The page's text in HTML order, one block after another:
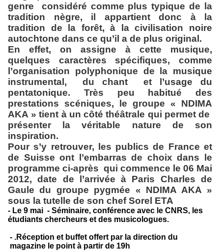
genre
considéré comme plus typique de la
tradition nègre, il appartient donc à la
tradition de la forêt, à la civilisation noire
autochtone dans ce qu’il a de plus original.
En effet, on assigne à cette musique,
quelques caractères spécifiques, comme
l’organisation polyphonique de la musique
instrumental,
du chant
et l’usage du
pentatonique. Très peu habitué des
prestations scéniques, le groupe « NDIMA
AKA » tient à un côté théâtrale qui permet de
présenter la véritable nature de son
inspiration.
Pour s’y retrouver, les publics de France et
de Suisse ont l’embarras de choix dans le
programme ci-après qui commence le 06 Mai
2012, date de l’arrivée à Paris Charles de
Gaule du groupe pygmée « NDIMA AKA »
sous la tutelle de son chef Sorel ETA
- Le 9 mai - Séminaire, conférence avec le CNRS, les
étudiants chercheurs et des musicologues.
- .Réception et buffet offert par la direction du
magazine le point à partir de 19h